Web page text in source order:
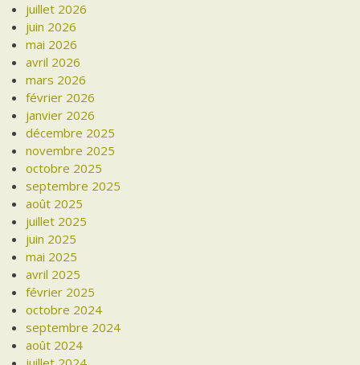
juillet 2026
juin 2026
mai 2026
avril 2026
mars 2026
février 2026
janvier 2026
décembre 2025
novembre 2025
octobre 2025
septembre 2025
août 2025
juillet 2025
juin 2025
mai 2025
avril 2025
février 2025
octobre 2024
septembre 2024
août 2024